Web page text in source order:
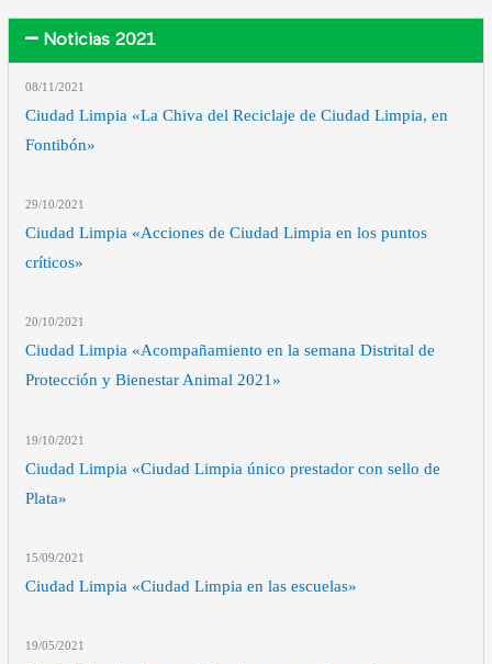
Noticias 2021
08/11/2021
Ciudad Limpia «La Chiva del Reciclaje de Ciudad Limpia, en
Fontibón»
29/10/2021
Ciudad Limpia «Acciones de Ciudad Limpia en los puntos
críticos»
20/10/2021
Ciudad Limpia «Acompañamiento en la semana Distrital de
Protección y Bienestar Animal 2021»
19/10/2021
Ciudad Limpia «Ciudad Limpia único prestador con sello de
Plata»
15/09/2021
Ciudad Limpia «Ciudad Limpia en las escuelas»
19/05/2021